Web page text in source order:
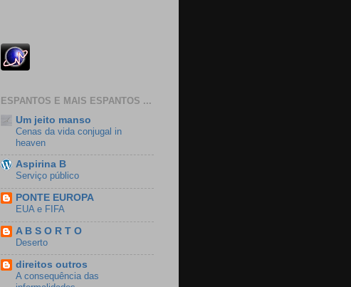
ESPANTOS E MAIS ESPANTOS ...
Um jeito manso
Cenas da vida conjugal in
heaven
Aspirina B
Serviço público
PONTE EUROPA
EUA e FIFA
A B S O R T O
Deserto
direitos outros
A consequência das